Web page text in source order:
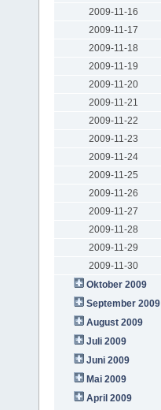
2009-11-16
2009-11-17
2009-11-18
2009-11-19
2009-11-20
2009-11-21
2009-11-22
2009-11-23
2009-11-24
2009-11-25
2009-11-26
2009-11-27
2009-11-28
2009-11-29
2009-11-30
Oktober 2009
September 2009
August 2009
Juli 2009
Juni 2009
Mai 2009
April 2009